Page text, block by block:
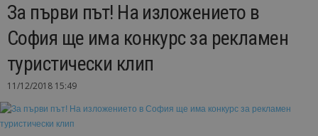
За първи път! На изложението в
София ще има конкурс за рекламен
туристически клип
11/12/2018 15:49